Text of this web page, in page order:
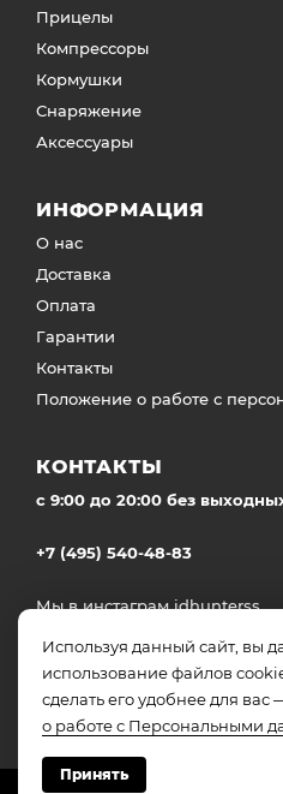
Используя данный сайт, вы
использование файлов
сделать его удобнее для
о работе с Персональными
Принять
Прицелы
Компрессоры
Кормушки
Снаряжение
Аксессуары
ИНФОРМАЦИЯ
О нас
Доставка
Оплата
Гарантии
Контакты
Положение о работе с
КОНТАКТЫ
c 9:00 до 20:00 без
+7 (495) 540-48-83
Мы в инстаграмidhunterss
Доставка во все регионы